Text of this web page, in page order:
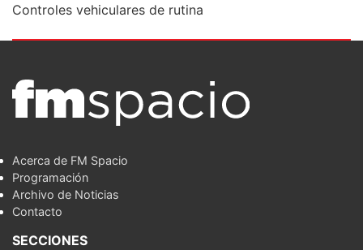
Controles vehiculares de rutina
Acerca de FM Spacio
Programación
Archivo de Noticias
Contacto
SECCIONES